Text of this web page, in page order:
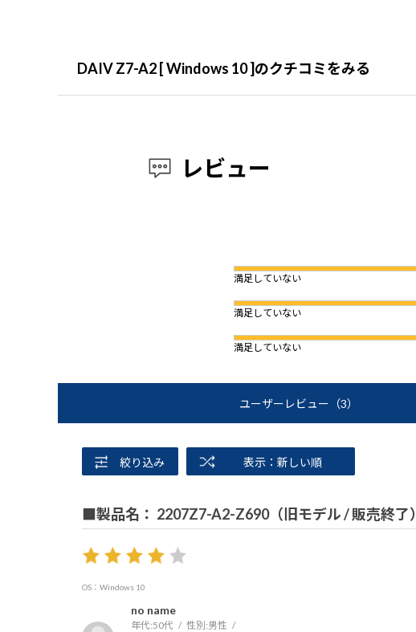
DAIV Z7-A2 [ Windows 10 ]のクチコミをみる
レビュー
満足していない
満足していない
満足していない
ユーザーレビュー （3）
絞り込み 表示：新しい順
■製品名： 2207Z7-A2-Z690（旧モデル / 販売終了）
OS：Windows 10
no name
年代:50代 性別:男性